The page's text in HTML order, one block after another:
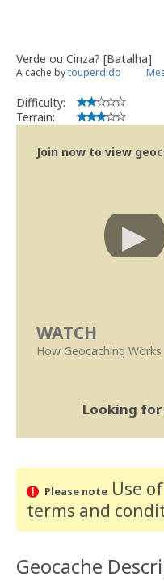
Verde ou Cinza? [Batalha]
A cache bytouperdido
Difficulty:
Terrain:
Join now to view
WATCH
How Geocaching Works
Looking
Please noteUse
terms and
Geocache